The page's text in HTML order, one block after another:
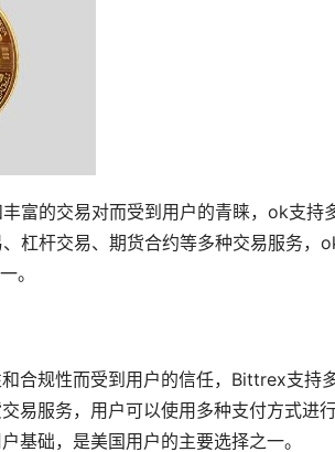
富的交易对而受到用户的青睐，ok支持
杠杆交易、期货合约等多种交易服务，
。
合规性而受到用户的信任，Bittrex支持
易服务，用户可以使用多种支付方式进
基础，是美国用户的主要选择之一。